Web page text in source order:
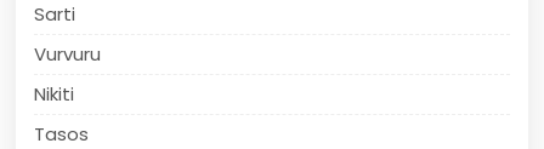
Sarti
Vurvuru
Nikiti
Tasos